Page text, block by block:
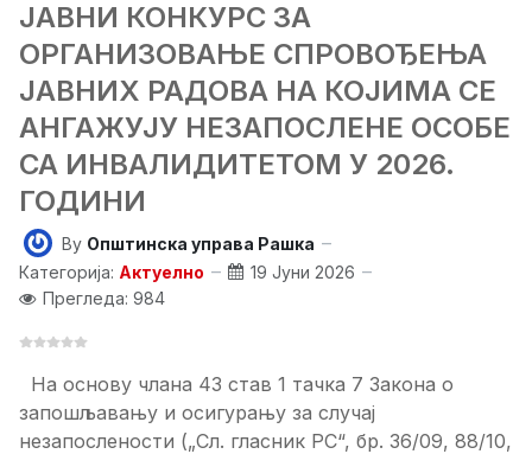
ЈАВНИ КОНКУРС ЗА
ОРГАНИЗОВАЊЕ СПРОВОЂЕЊА
ЈАВНИХ РАДОВА НА КОЈИМА СЕ
АНГАЖУЈУ НЕЗАПОСЛЕНЕ ОСОБЕ
СА ИНВАЛИДИТЕТОМ У 2026.
ГОДИНИ
By Општинска управа Рашка
Категорија: Актуелно
19 Јуни 2026
Прегледа: 984
На основу члана 43 став 1 тачка 7 Закона о
запошљавању и осигурању за случај
незапослености („Сл. гласник РС“, бр. 36/09, 88/10,